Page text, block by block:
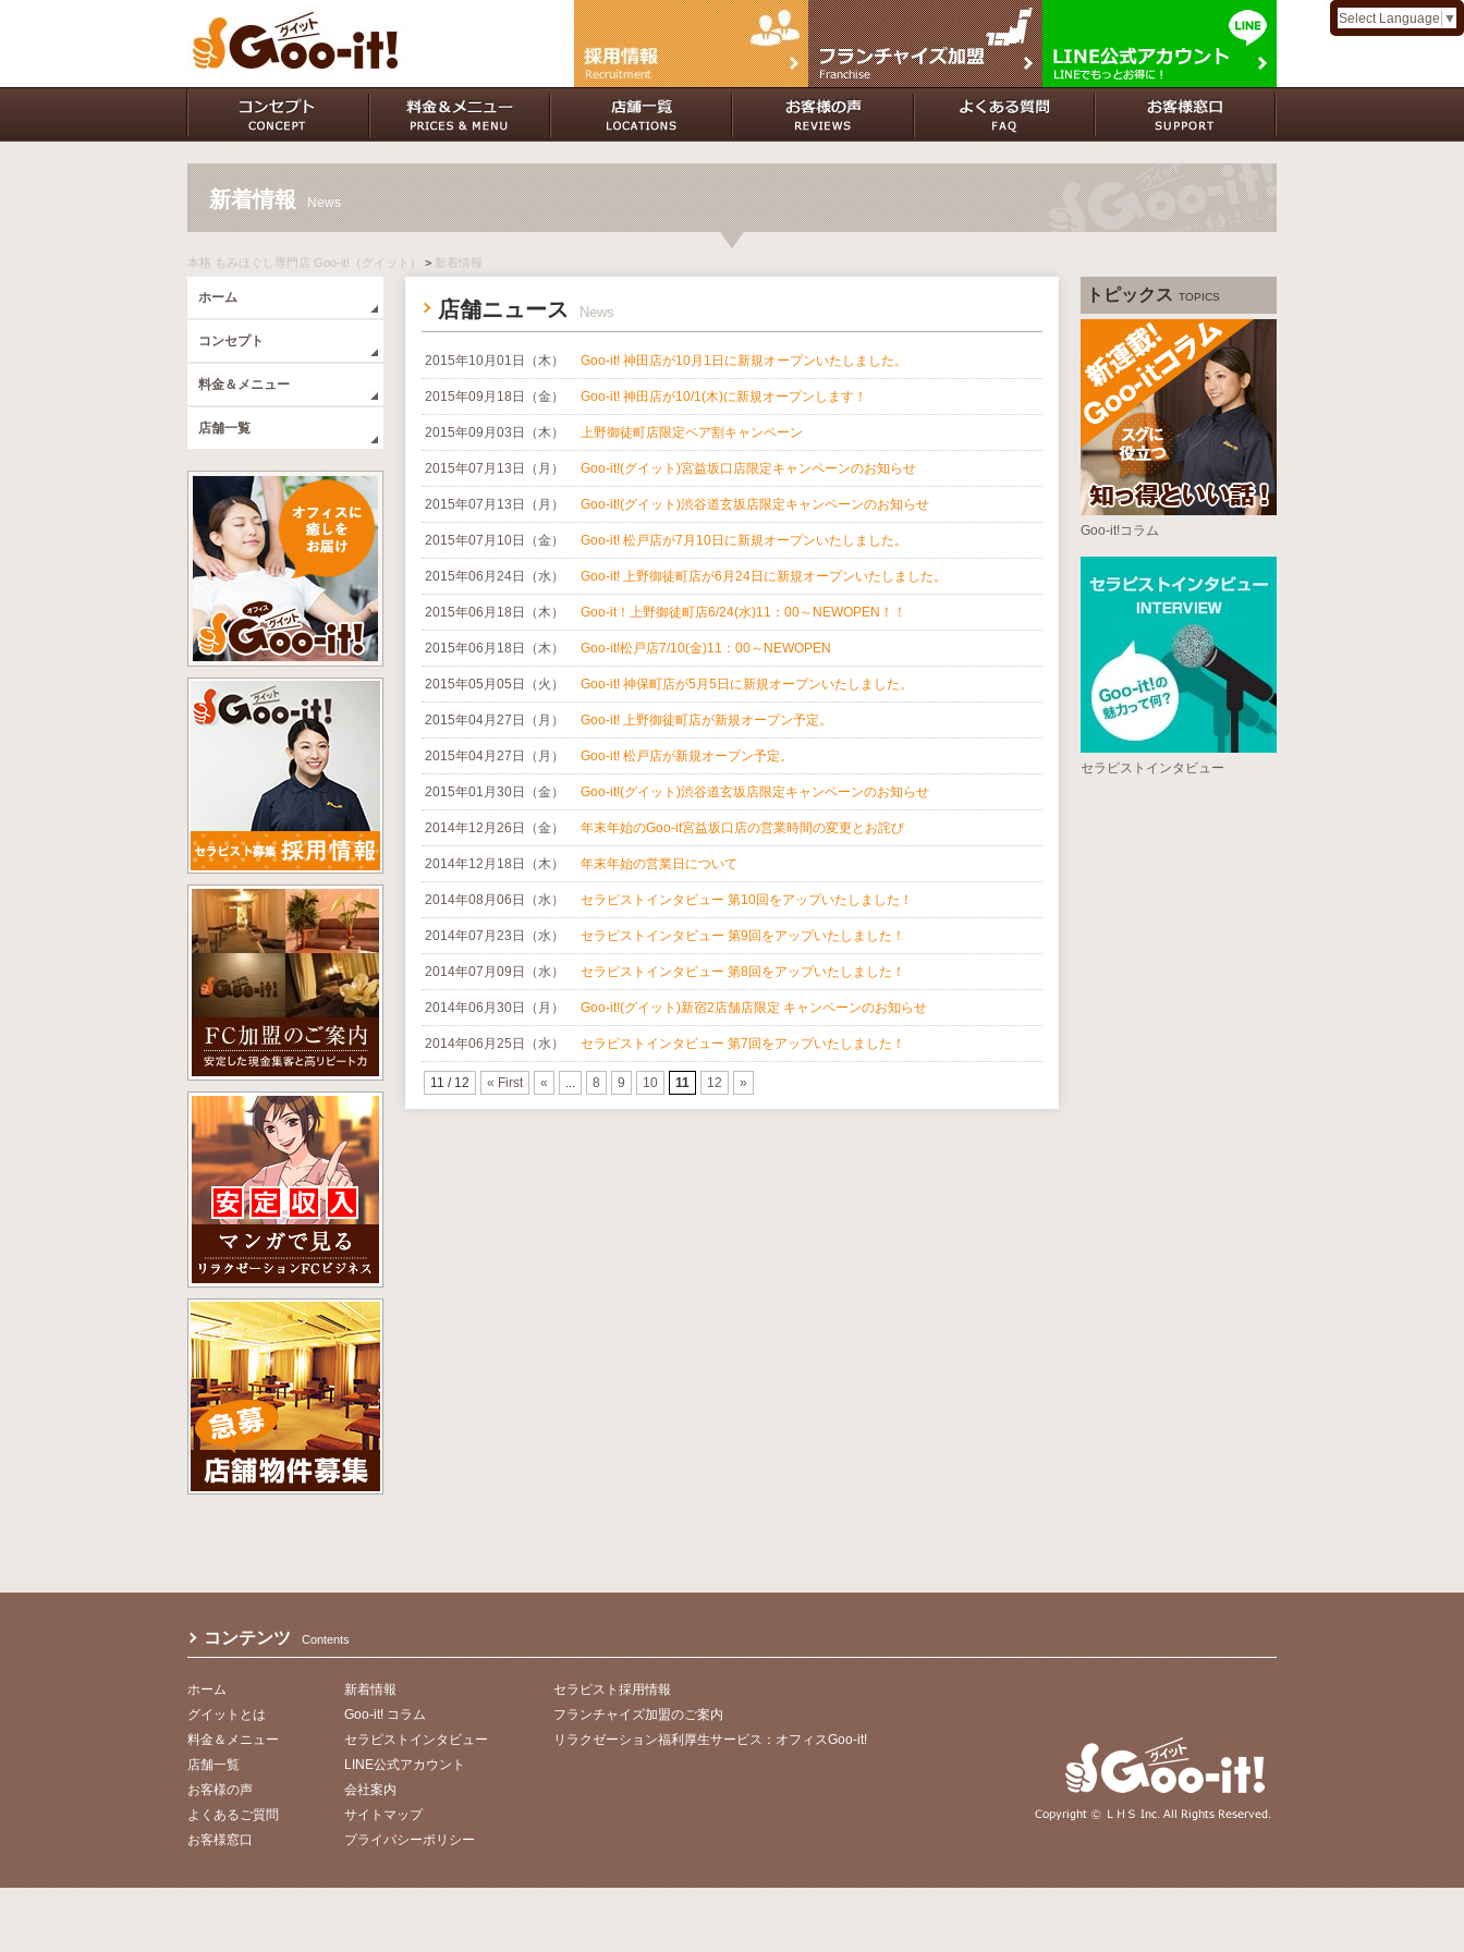
Select Language ▼
新着情報 News
本格 もみほぐし専門店 Goo-it!（グイット） > 新着情報
ホーム
コンセプト
料金＆メニュー
店舗一覧
店舗ニュース News
2015年10月01日（木） Goo-it! 神田店が10月1日に新規オープンいたしました。
2015年09月18日（金） Goo-it! 神田店が10/1(木)に新規オープンします！
2015年09月03日（木） 上野御徒町店限定ペア割キャンペーン
2015年07月13日（月） Goo-it!(グイット)宮益坂口店限定キャンペーンのお知らせ
2015年07月13日（月） Goo-it!(グイット)渋谷道玄坂店限定キャンペーンのお知らせ
2015年07月10日（金） Goo-it! 松戸店が7月10日に新規オープンいたしました。
2015年06月24日（水） Goo-it! 上野御徒町店が6月24日に新規オープンいたしました。
2015年06月18日（木） Goo-it！上野御徒町店6/24(水)11：00～NEWOPEN！！
2015年06月18日（木） Goo-it!松戸店7/10(金)11：00～NEWOPEN
2015年05月05日（火） Goo-it! 神保町店が5月5日に新規オープンいたしました。
2015年04月27日（月） Goo-it! 上野御徒町店が新規オープン予定。
2015年04月27日（月） Goo-it! 松戸店が新規オープン予定。
2015年01月30日（金） Goo-it!(グイット)渋谷道玄坂店限定キャンペーンのお知らせ
2014年12月26日（金） 年末年始のGoo-it宮益坂口店の営業時間の変更とお詫び
2014年12月18日（木） 年末年始の営業日について
2014年08月06日（水） セラピストインタビュー 第10回をアップいたしました！
2014年07月23日（水） セラピストインタビュー 第9回をアップいたしました！
2014年07月09日（水） セラピストインタビュー 第8回をアップいたしました！
2014年06月30日（月） Goo-it!(グイット)新宿2店舗店限定 キャンペーンのお知らせ
2014年06月25日（水） セラピストインタビュー 第7回をアップいたしました！
11 / 12 « First « ... 8 9 10 11 12 »
トピックス TOPICS
Goo-it!コラム
セラピストインタビュー
コンテンツ Contents
ホーム
グイットとは
料金＆メニュー
店舗一覧
お客様の声
よくあるご質問
お客様窓口
新着情報
Goo-it! コラム
セラピストインタビュー
LINE公式アカウント
会社案内
サイトマップ
プライバシーポリシー
セラピスト採用情報
フランチャイズ加盟のご案内
リラクゼーション福利厚生サービス：オフィスGoo-it!